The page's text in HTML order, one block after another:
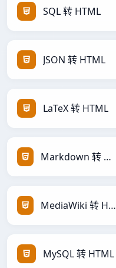
SQL 转 HTML
JSON 转 HTML
LaTeX 转 HTML
Markdown 转 HTML
MediaWiki 转 HTML
MySQL 转 HTML